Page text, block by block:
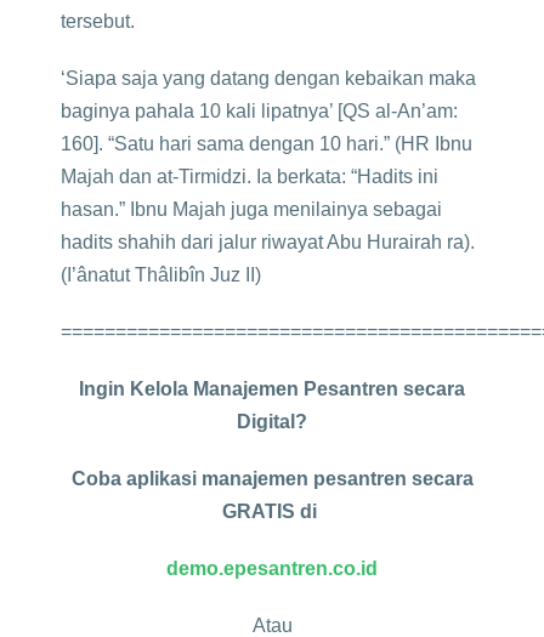
tersebut.
‘Siapa saja yang datang dengan kebaikan maka
baginya pahala 10 kali lipatnya’ [QS al-An’am:
160]. “Satu hari sama dengan 10 hari.” (HR Ibnu
Majah dan at-Tirmidzi. Ia berkata: “Hadits ini
hasan.” Ibnu Majah juga menilainya sebagai
hadits shahih dari jalur riwayat Abu Hurairah ra).
(I’ânatut Thâlibîn Juz II)
Ingin Kelola Manajemen Pesantren secara
Digital?
Coba aplikasi manajemen pesantren secara
GRATIS di
demo.epesantren.co.id
Atau